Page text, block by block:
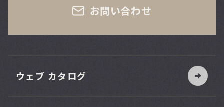
お問い合わせ
ウェブ カタログ